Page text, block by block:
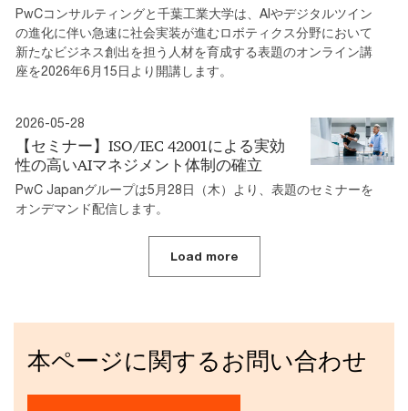
PwCコンサルティングと千葉工業大学は、AIやデジタルツイン
の進化に伴い急速に社会実装が進むロボティクス分野において
新たなビジネス創出を担う人材を育成する表題のオンライン講
座を2026年6月15日より開講します。
2026-05-28
【セミナー】ISO/IEC 42001による実効
性の高いAIマネジメント体制の確立
PwC Japanグループは5月28日（木）より、表題のセミナーを
オンデマンド配信します。
Load more
本ページに関するお問い合わせ